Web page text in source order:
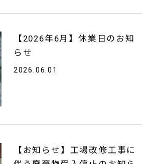
【2026年6月】休業日のお知
らせ
2026.06.01
【お知らせ】工場改修工事に